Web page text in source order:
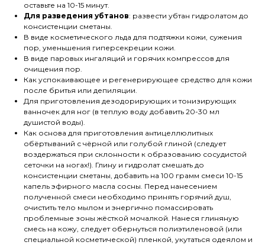
оставьте на 10-15 минут.
Для разведения убтанов: развести убтан гидролатом до
консистенции сметаны.
В виде косметического льда для подтяжки кожи, сужения
пор, уменьшения гиперсекреции кожи.
В виде паровых ингаляций и горячих компрессов для
очищения пор.
Как успокаивающее и регенерирующее средство для кожи
после бритья или депиляции.
Для приготовления дезодорирующих и тонизирующих
ванночек для ног (в теплую воду добавить 20-30 мл
душистой воды).
Как основа для приготовления антицеллюлитных
обёртываний с чёрной или голубой глиной (следует
воздержаться при склонности к образованию сосудистой
сеточки на ногах!). Глину и гидролат смешать до
консистенции сметаны, добавить на 100 грамм смеси 10-15
капель эфирного масла сосны. Перед нанесением
полученной смеси необходимо принять горячий душ,
очистить тело мылом и энергично помассировать
проблемные зоны жёсткой мочалкой. Нанеся глиняную
смесь на кожу, следует обернуться полиэтиленовой (или
специальной косметической) пленкой, укутаться одеялом и